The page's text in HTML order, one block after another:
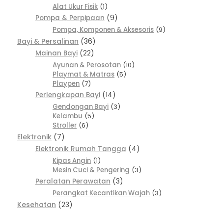
Alat Ukur Fisik 1
Pompa & Perpipaan
9
Pompa, Komponen & Aksesoris 9
Bayi & Persalinan 36
Mainan Bayi 22
Ayunan & Perosotan 10
Playmat & Matras 5
Playpen 7
Perlengkapan Bayi 14
Gendongan Bayi 3
Kelambu 5
Stroller 6
Elektronik 7
Elektronik Rumah Tangga
4
Kipas Angin 1
Mesin Cuci & Pengering 3
Peralatan Perawatan
3
Perangkat Kecantikan Wajah 3
Kesehatan 23